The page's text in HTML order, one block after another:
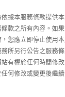
據本服務條款提供
款之所有內容。如
您應立即停止使用
所另行公告之服務
有權於任何時間修
何修改或變更後繼